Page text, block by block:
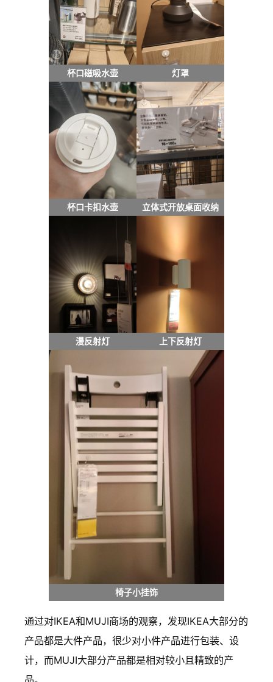
杯口磁吸水壶 灯罩
杯口卡扣水壶 立体式开放桌面收纳
漫反射灯 上下反射灯
椅子小挂饰
通过对IKEA和MUJI商场的观察，发现IKEA大部分的
产品都是大件产品，很少对小件产品进行包装、设
计，而MUJI大部分产品都是相对较小且精致的产
品。